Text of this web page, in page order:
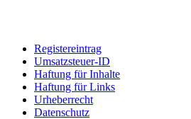
Registereintrag
Umsatzsteuer-ID
Haftung für Inhalte
Haftung für Links
Urheberrecht
Datenschutz